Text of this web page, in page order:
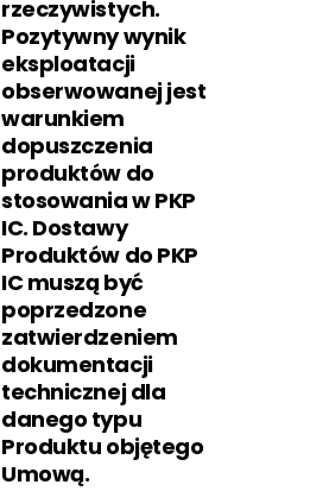
rzeczywistych.
Pozytywny wynik
eksploatacji
obserwowanej jest
warunkiem
dopuszczenia
produktów do
stosowania w PKP
IC. Dostawy
Produktów do PKP
IC muszą być
poprzedzone
zatwierdzeniem
dokumentacji
technicznej dla
danego typu
Produktu objętego
Umową.